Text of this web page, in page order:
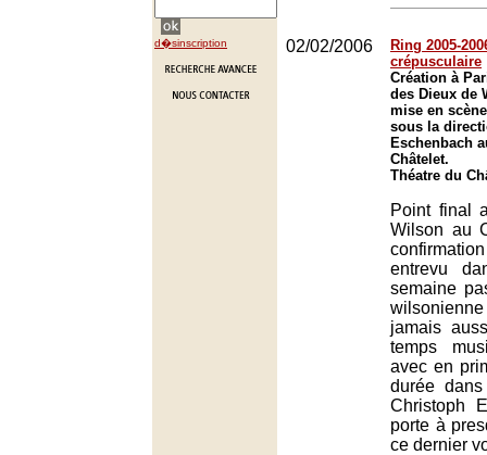
d�sinscription 02/02/2006
Ring 2005-
crépusculaire
Création à
des Dieux de
mise en
sous la
Eschenbach
Châtelet.
Théatre du
Point final
Wilson au
entrevu
semaine
jamais
temps
avec en
durée
Christoph
porte à
ce dernier